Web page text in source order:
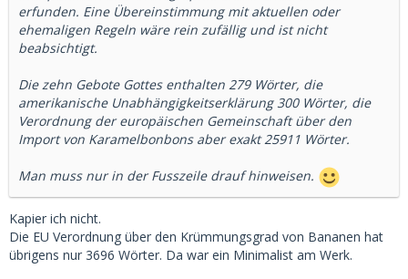
erfunden. Eine Übereinstimmung mit aktuellen oder
ehemaligen Regeln wäre rein zufällig und ist nicht
beabsichtigt.
Die zehn Gebote Gottes enthalten 279 Wörter, die
amerikanische Unabhängigkeitserklärung 300 Wörter, die
Verordnung der europäischen Gemeinschaft über den
Import von Karamelbonbons aber exakt 25911 Wörter.
Man muss nur in der Fusszeile drauf hinweisen.
Kapier ich nicht.
Die EU Verordnung über den Krümmungsgrad von Bananen hat
übrigens nur 3696 Wörter. Da war ein Minimalist am Werk.